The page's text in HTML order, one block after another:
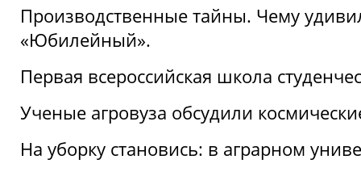
Производственные тайны. Чему
«Юбилейный».
Первая всероссийская школа
Ученые агровуза обсудили
На уборку становись: в аграрном